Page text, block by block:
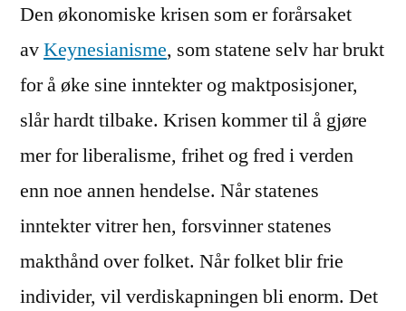
Den økonomiske krisen som er forårsaket
avKeynesianisme, som statene selv har brukt
for å øke sine inntekter og maktposisjoner,
slår hardt tilbake. Krisen kommer til å gjøre
mer for liberalisme, frihet og fred i verden
enn noe annen hendelse. Når statenes
inntekter vitrer hen, forsvinner statenes
makthånd over folket. Når folket blir frie
individer, vil verdiskapningen bli enorm. Det